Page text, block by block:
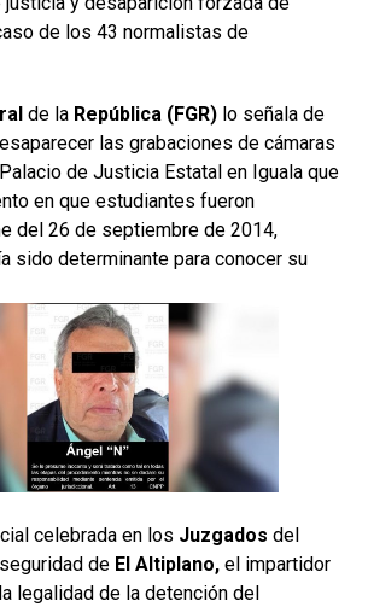
de los 43 normalistas de
de la República (FGR) lo señala de
las grabaciones de cámaras
de Justicia Estatal en Iguala que
en que estudiantes fueron
del 26 de septiembre de 2014,
sido determinante para conocer su
celebrada en los Juzgados del
de El Altiplano, el impartidor
legalidad de la detención del